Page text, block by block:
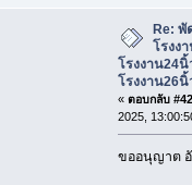
Re:
โรงง
โรงงาน24
โรงงาน26
« ตอบกลับ
2025,
ขออนุญาต